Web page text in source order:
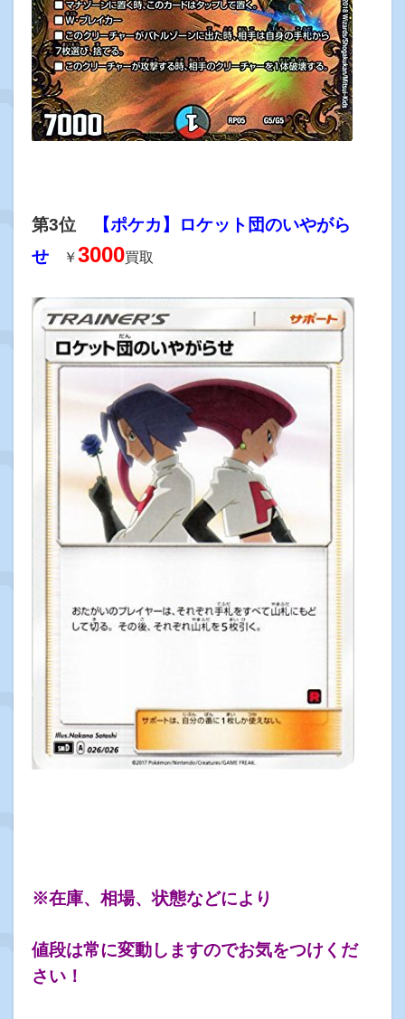
第3位
【ポケカ】ロケット団のいやがら
せ ￥3000買取
※在庫、相場、状態などにより
値段は常に変動しますのでお気をつけくだ
さい！